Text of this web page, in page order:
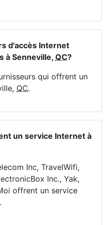
d'accès Internet
à Senneville, QC?
qui offrent un
QC.
un service Internet à
Inc, TravelWifi,
Inc., Yak,
offrent un service
.